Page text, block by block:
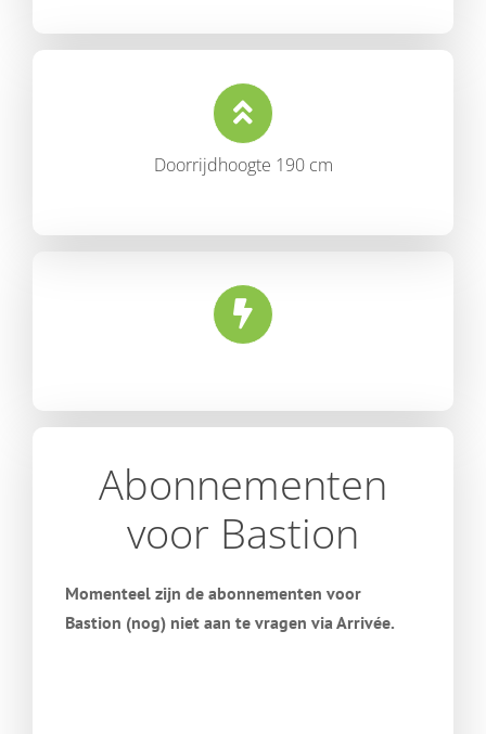
Doorrijdhoogte 190 cm
Abonnementen
voor Bastion
Momenteel zijn de abonnementen voor
Bastion (nog) niet aan te vragen via Arrivée.